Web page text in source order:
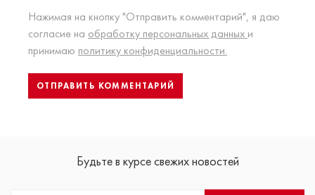
Нажимая на кнопку "Отправить комментарий", я даю
согласие на обработку персональных данных и
принимаю политику конфиденциальности.
Будьте в курсе свежих новостей